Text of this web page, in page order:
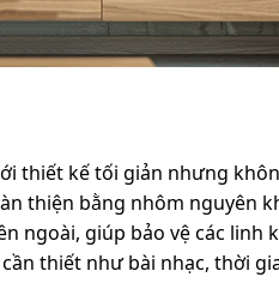
thiết kế tối giản nhưng
thiện bằng nhôm nguyên
ngoài, giúp bảo vệ các linh
thiết như bài nhạc, thời